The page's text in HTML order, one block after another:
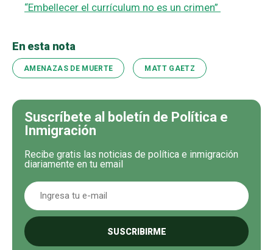
“Embellecer el currículum no es un crimen”
En esta nota
AMENAZAS DE MUERTE MATT GAETZ
Suscríbete al boletín de Política e
Inmigración
Recibe gratis las noticias de política e inmigración
diariamente en tu email
SUSCRIBIRME